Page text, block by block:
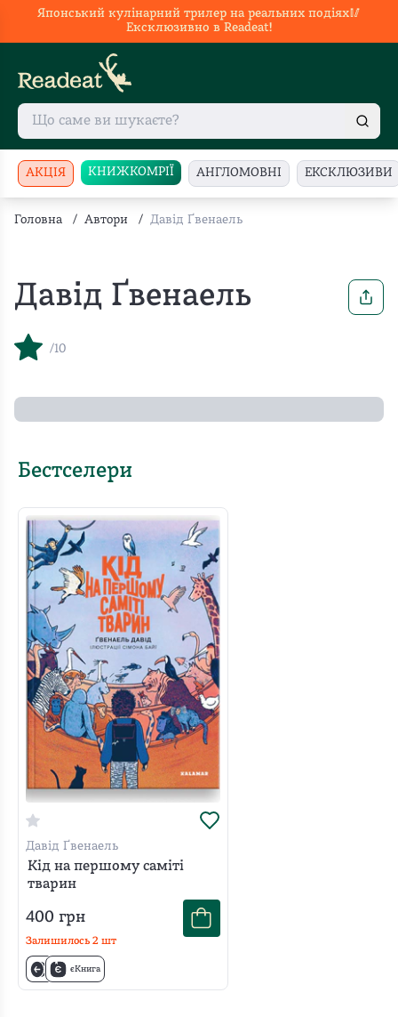
Японський кулінарний трилер на реальних подіях🥢
Ексклюзивно в Readeat!
АКЦІЯ КНИЖКОМРІЇ АНГЛОМОВНІ ЕКСКЛЮЗИВИ
Головна / Автори / Давід Ґвенаель
Давід Ґвенаель
/10
Бестселери
Давід Ґвенаель
Кід на першому саміті
тварин
400 грн
Залишилось 2 шт
єКнига